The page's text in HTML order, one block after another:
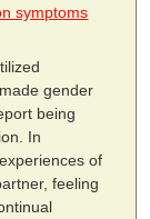
symptoms
gender
being
In
of
feeling